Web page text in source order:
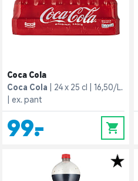
Coca Cola
Coca Cola
24 x 25 cl
16,50/L.
ex. pant
99,- 0